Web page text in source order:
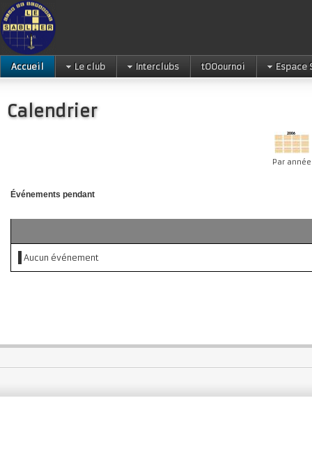
Accueil Le club Interclubs tOOournoi Espace
Calendrier
Par année
Événements pendant
Aucun événement